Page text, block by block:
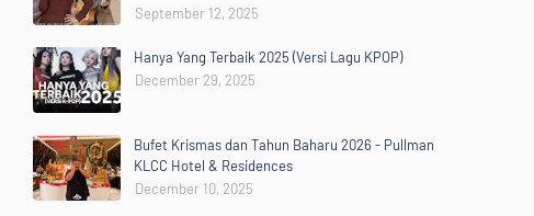
September 12, 2025
Hanya Yang Terbaik 2025 (Versi Lagu KPOP)
December 29, 2025
Bufet Krismas dan Tahun Baharu 2026 - Pullman
KLCC Hotel & Residences
December 10, 2025